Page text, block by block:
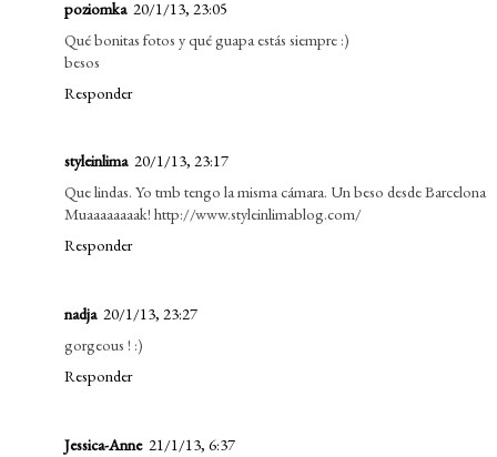
poziomka 20/1/13, 23:05
Qué bonitas fotos y qué guapa estás siempre :)
besos
Responder
styleinlima 20/1/13, 23:17
Que lindas. Yo tmb tengo la misma cámara. Un beso desde Barcelona
Muaaaaaaaak! http://www.styleinlimablog.com/
Responder
nadja 20/1/13, 23:27
gorgeous ! :)
Responder
Jessica-Anne 21/1/13, 6:37